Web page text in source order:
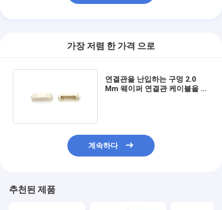
가장 저렴 한 가격 으로
연결관을 난입하는 구멍 2.0
Mm 웨이퍼 연결관 케이블을 통
계속하다
추천된 제품